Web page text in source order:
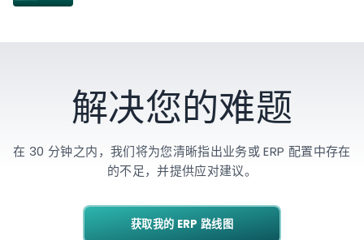
解决您的难题
在 30 分钟之内，我们将为您清晰指出业务或 ERP 配置中存在
的不足，并提供应对建议。
获取我的 ERP 路线图